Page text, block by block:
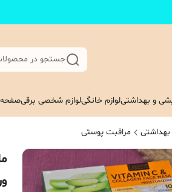
جستجو در
و بهداشتیلوازم خانگیلوازم شخصی برقیصفحه
بهداشتی مراقبت پوستی